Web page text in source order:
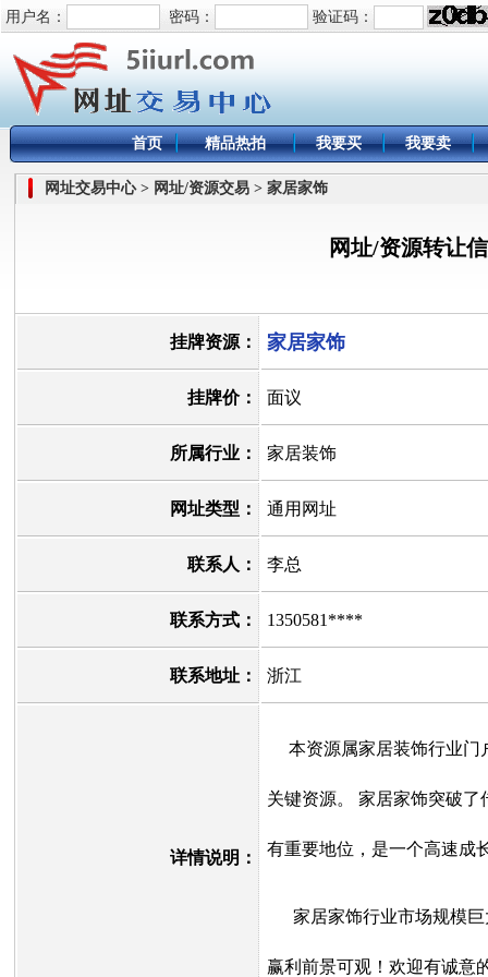
用户名： 密码： 验证码：
首页 精品热拍 我要买 我要卖
网址交易中心 > 网址/资源交易 > 家居家饰
网址/资源转让
挂牌资源： 家居家饰
挂牌价： 面议
所属行业： 家居装饰
网址类型： 通用网址
联系人： 李总
联系方式： 1350581****
联系地址： 浙江
详情说明：
本资源属家居装饰行业门
关键资源。 家居家饰突破
有重要地位，是一个高速成
家居家饰行业市场规模巨
赢利前景可观！欢迎有诚意